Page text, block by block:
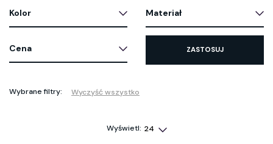
Kolor Materiał
Cena ZASTOSUJ
Wybrane filtry: Wyczyść wszystko
Wyświetl: